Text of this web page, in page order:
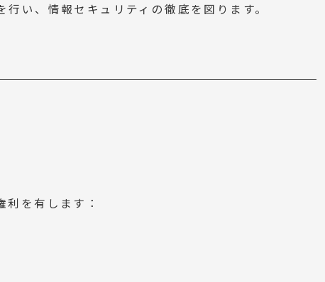
い、情報セキュリティの徹底を図ります。
を有します：